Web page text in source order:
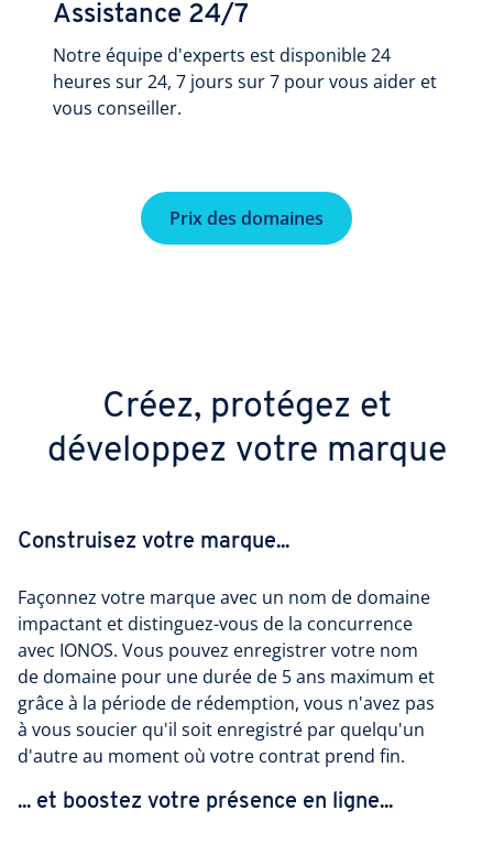
Assistance 24/7
Notre équipe d'experts est disponible 24
heures sur 24, 7 jours sur 7 pour vous aider et
vous conseiller.
Prix des domaines
Créez, protégez et
développez votre marque
Construisez votre marque...
Façonnez votre marque avec un nom de domaine
impactant et distinguez-vous de la concurrence
avec IONOS. Vous pouvez enregistrer votre nom
de domaine pour une durée de 5 ans maximum et
grâce à la période de rédemption, vous n'avez pas
à vous soucier qu'il soit enregistré par quelqu'un
d'autre au moment où votre contrat prend fin.
... et boostez votre présence en ligne...